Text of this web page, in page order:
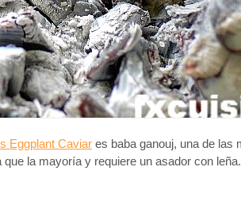
Eggplant Caviar es baba ganouj, una de las
la mayoría y requiere un asador con